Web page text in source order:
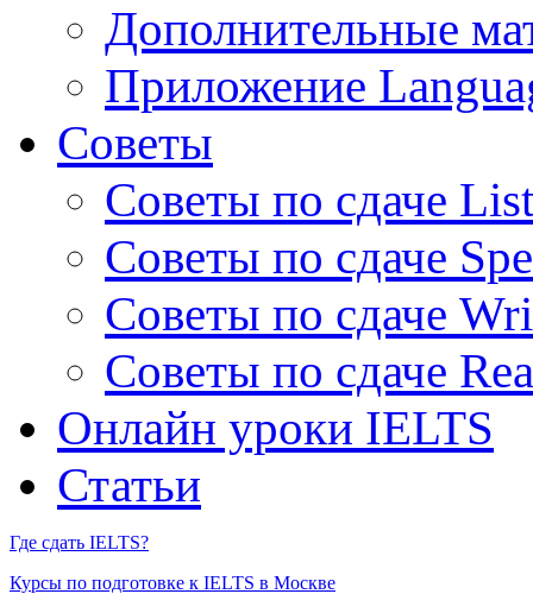
Дополнительные
Приложение
Советы
Советы по сдаче
Советы по сдаче
Советы по сдаче
Советы по сдаче
Онлайн уроки IELTS
Статьи
Где сдать IELTS?
Курсы по подготовке к IELTS в Москве